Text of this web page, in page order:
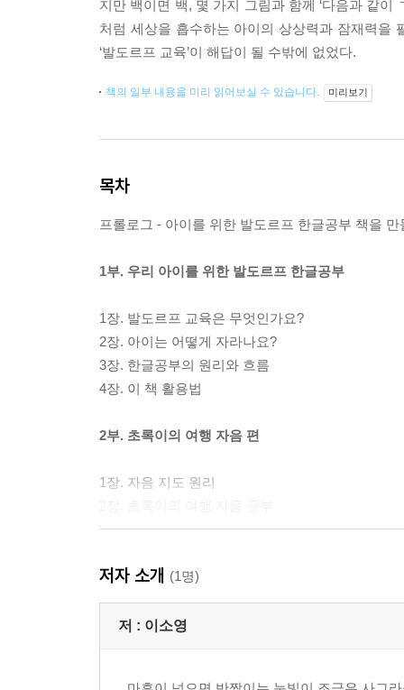
지만 백이면 백, 몇 가지 그림과 함께 ‘다음과 같
처럼 세상을 흡수하는 아이의 상상력과 잠재력을
‘발도르프 교육’이 해답이 될 수밖에 없었다.
책의 일부 내용을 미리 읽어보실 수 있습니다. 미리보기
목차
프롤로그 - 아이를 위한 발도르프 한글공부 책을 만
1부. 우리 아이를 위한 발도르프 한글공부
1장. 발도르프 교육은 무엇인가요?
2장. 아이는 어떻게 자라나요?
3장. 한글공부의 원리와 흐름
4장. 이 책 활용법
2부. 초록이의 여행 자음 편
1장. 자음 지도 원리
저자 소개 (1명)
저 : 이소영